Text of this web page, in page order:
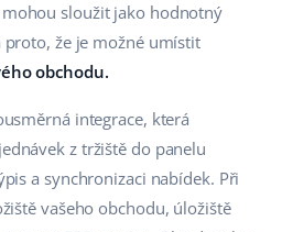
mohou sloužit jako hodnotný
že je možné umístit
obchodu.
integrace, která
z tržiště do panelu
a synchronizaci nabídek. Při
vašeho obchodu, úložiště